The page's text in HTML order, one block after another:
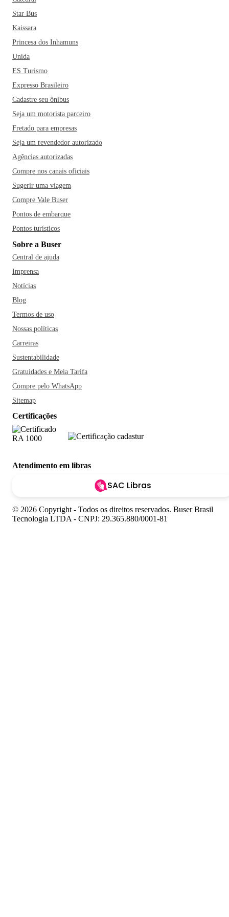
Star Bus
Kaissara
Princesa dos Inhamuns
Unida
ES Turismo
Expresso Brasileiro
Cadastre seu ônibus
Seja um motorista parceiro
Fretado para empresas
Seja um revendedor autorizado
Agências autorizadas
Compre nos canais oficiais
Sugerir uma viagem
Compre Vale Buser
Pontos de embarque
Pontos turísticos
Sobre a Buser
Central de ajuda
Imprensa
Notícias
Blog
Termos de uso
Nossas políticas
Carreiras
Sustentabilidade
Gratuidades e Meia Tarifa
Compre pelo WhatsApp
Sitemap
Certificações
Atendimento em libras
SAC Libras
© 2026 Copyright - Todos os direitos reservados. Buser Brasil
Tecnologia LTDA - CNPJ: 29.365.880/0001-81